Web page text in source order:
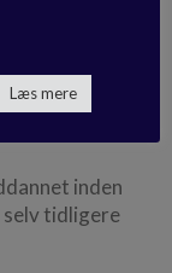
som
et godt
inden
tidligere
Læs mere